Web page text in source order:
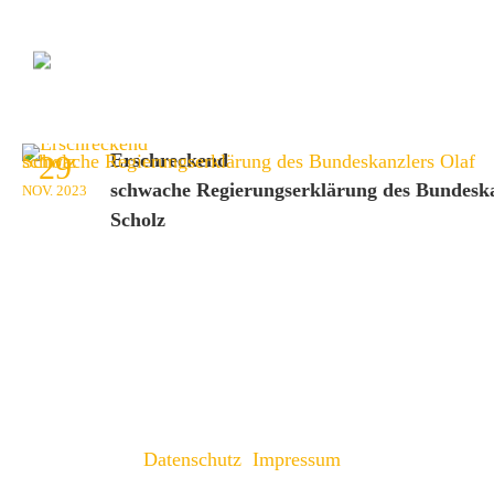
29
NOV. 2023
Erschreckend
schwache Regierungserklärung des
Scholz
Datenschutz Impressum